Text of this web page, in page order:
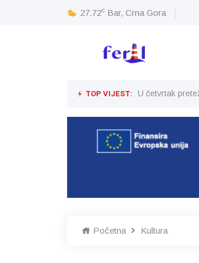
27.72c Bar, Crna Gora
TOP VIJEST: U četvrtak
Početna Kultura